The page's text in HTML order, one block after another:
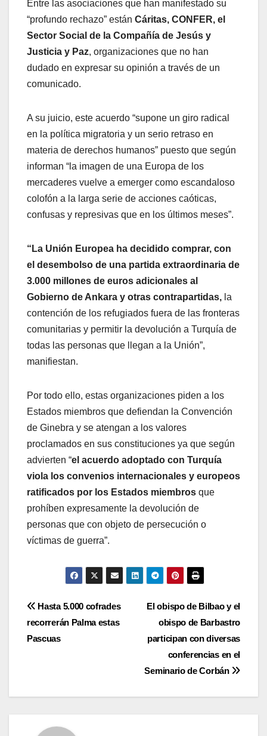
Entre las asociaciones que han manifestado su
“profundo rechazo” están Cáritas, CONFER, el
Sector Social de la Compañía de Jesús y
Justicia y Paz, organizaciones que no han
dudado en expresar su opinión a través de un
comunicado.
A su juicio, este acuerdo “supone un giro radical
en la política migratoria y un serio retraso en
materia de derechos humanos” puesto que según
informan “la imagen de una Europa de los
mercaderes vuelve a emerger como escandaloso
colofón a la larga serie de acciones caóticas,
confusas y represivas que en los últimos meses”.
“La Unión Europea ha decidido comprar, con
el desembolso de una partida extraordinaria de
3.000 millones de euros adicionales al
Gobierno de Ankara y otras contrapartidas, la
contención de los refugiados fuera de las fronteras
comunitarias y permitir la devolución a Turquía de
todas las personas que llegan a la Unión”,
manifiestan.
Por todo ello, estas organizaciones piden a los
Estados miembros que defiendan la Convención
de Ginebra y se atengan a los valores
proclamados en sus constituciones ya que según
advierten “el acuerdo adoptado con Turquía
viola los convenios internacionales y europeos
ratificados por los Estados miembros que
prohíben expresamente la devolución de
personas que con objeto de persecución o
víctimas de guerra”.
Navegación
de
El obispo de Bilbao y el
obispo de Barbastro
participan con diversas
conferencias en el
Seminario de Corbán
Hasta 5.000 cofrades
recorrerán Palma estas
Pascuas